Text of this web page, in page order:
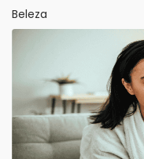
Beleza